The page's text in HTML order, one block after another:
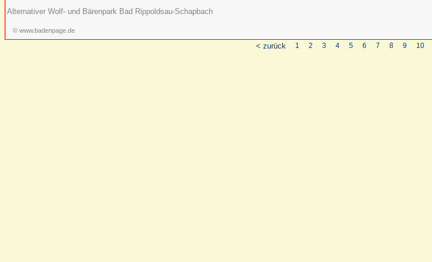
Alternativer Wolf- und Bärenpark Bad Rippoldsau-Schapbach
© www.badenpage.de
< zurück 1 2 3 4 5 6 7 8 9 10